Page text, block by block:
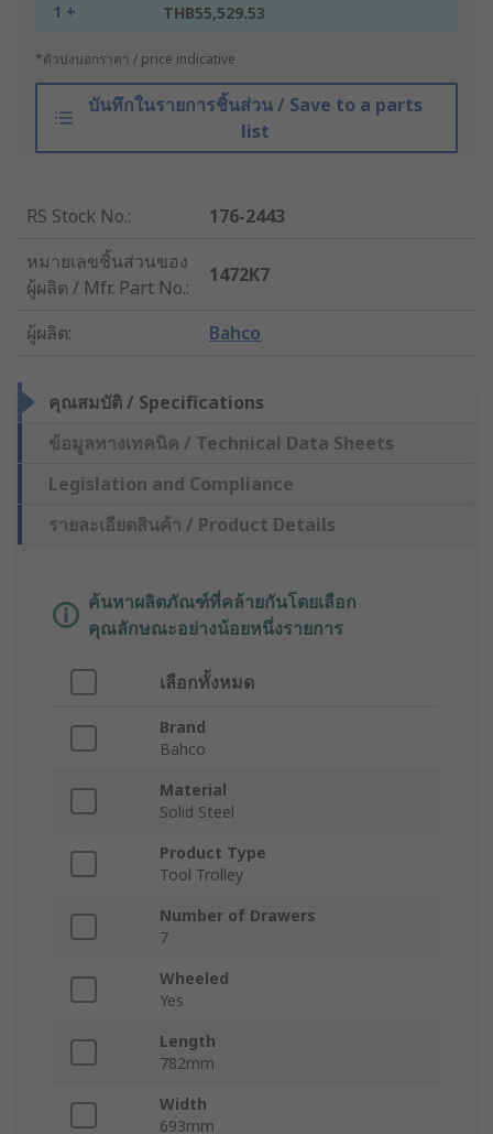
1 + THB55,529.53
*ตัวบ่งบอกราคา / price indicative
บันทึกในรายการชิ้นส่วน / Save to a parts
list
RS Stock No.:
176-2443
หมายเลขชิ้นส่วนของ
ผู้ผลิต / Mfr. Part No.:
1472K7
ผู้ผลิต: Bahco
คุณสมบัติ / Specifications
ข้อมูลทางเทคนิค / Technical Data Sheets
Legislation and Compliance
รายละเอียดสินค้า / Product Details
ค้นหาผลิตภัณฑ์ที่คล้ายกันโดยเลือก
คุณลักษณะอย่างน้อยหนึ่งรายการ
เลือกทั้งหมด
Brand
Bahco
Material
Solid Steel
Product Type
Tool Trolley
Number of Drawers
7
Wheeled
Yes
Length
782mm
Width
693mm